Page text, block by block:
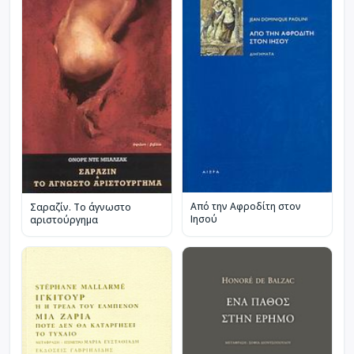
Σαραζίν. Το άγνωστο
αριστούργημα
Από την Αφροδίτη στον
Ιησού